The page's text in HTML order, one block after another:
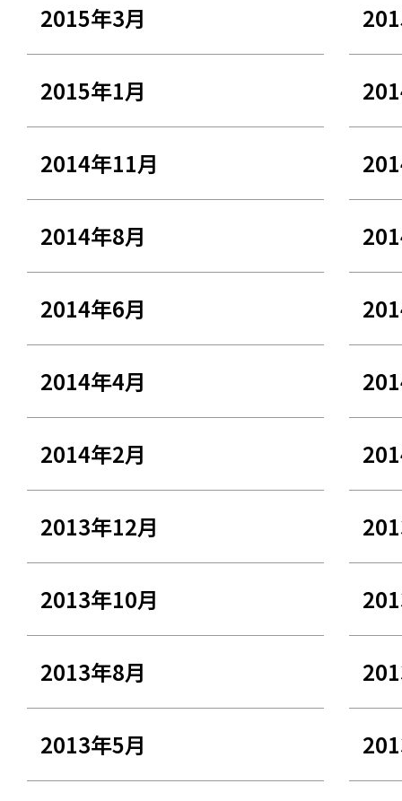
2015年3月
2015年1月
2014年11月
2014年8月
2014年6月
2014年4月
2014年2月
2013年12月
2013年10月
2013年8月
2013年5月